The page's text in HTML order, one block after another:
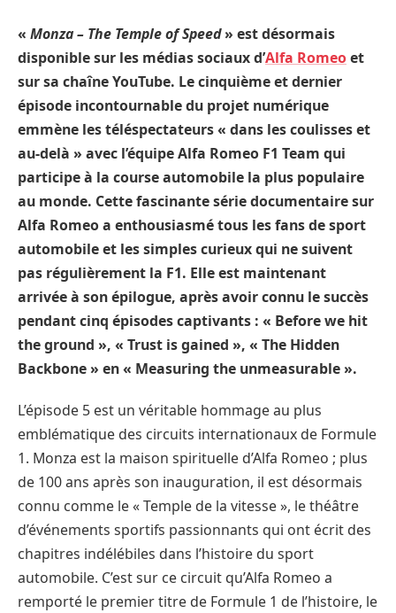
« Monza – The Temple of Speed» est désormais
disponible sur les médias sociaux d’Alfa Romeoet
sur sa chaîne YouTube. Le cinquième et dernier
épisode incontournable du projet numérique
emmène les téléspectateurs « dans les coulisses et
au-delà » avec l’équipe Alfa Romeo F1 Team qui
participe à la course automobile la plus populaire
au monde. Cette fascinante série documentaire sur
Alfa Romeo a enthousiasmé tous les fans de sport
automobile et les simples curieux qui ne suivent
pas régulièrement la F1. Elle est maintenant
arrivée à son épilogue, après avoir connu le succès
pendant cinq épisodes captivants : « Before we hit
the ground », « Trust is gained », « The Hidden
Backbone » en « Measuring the unmeasurable ».
L’épisode 5 est un véritable hommage au plus
emblématique des circuits internationaux de Formule
1. Monza est la maison spirituelle d’Alfa Romeo ; plus
de 100 ans après son inauguration, il est désormais
connu comme le « Temple de la vitesse », le théâtre
d’événements sportifs passionnants qui ont écrit des
chapitres indélébiles dans l’histoire du sport
automobile. C’est sur ce circuit qu’Alfa Romeo a
remporté le premier titre de Formule 1 de l’histoire, le